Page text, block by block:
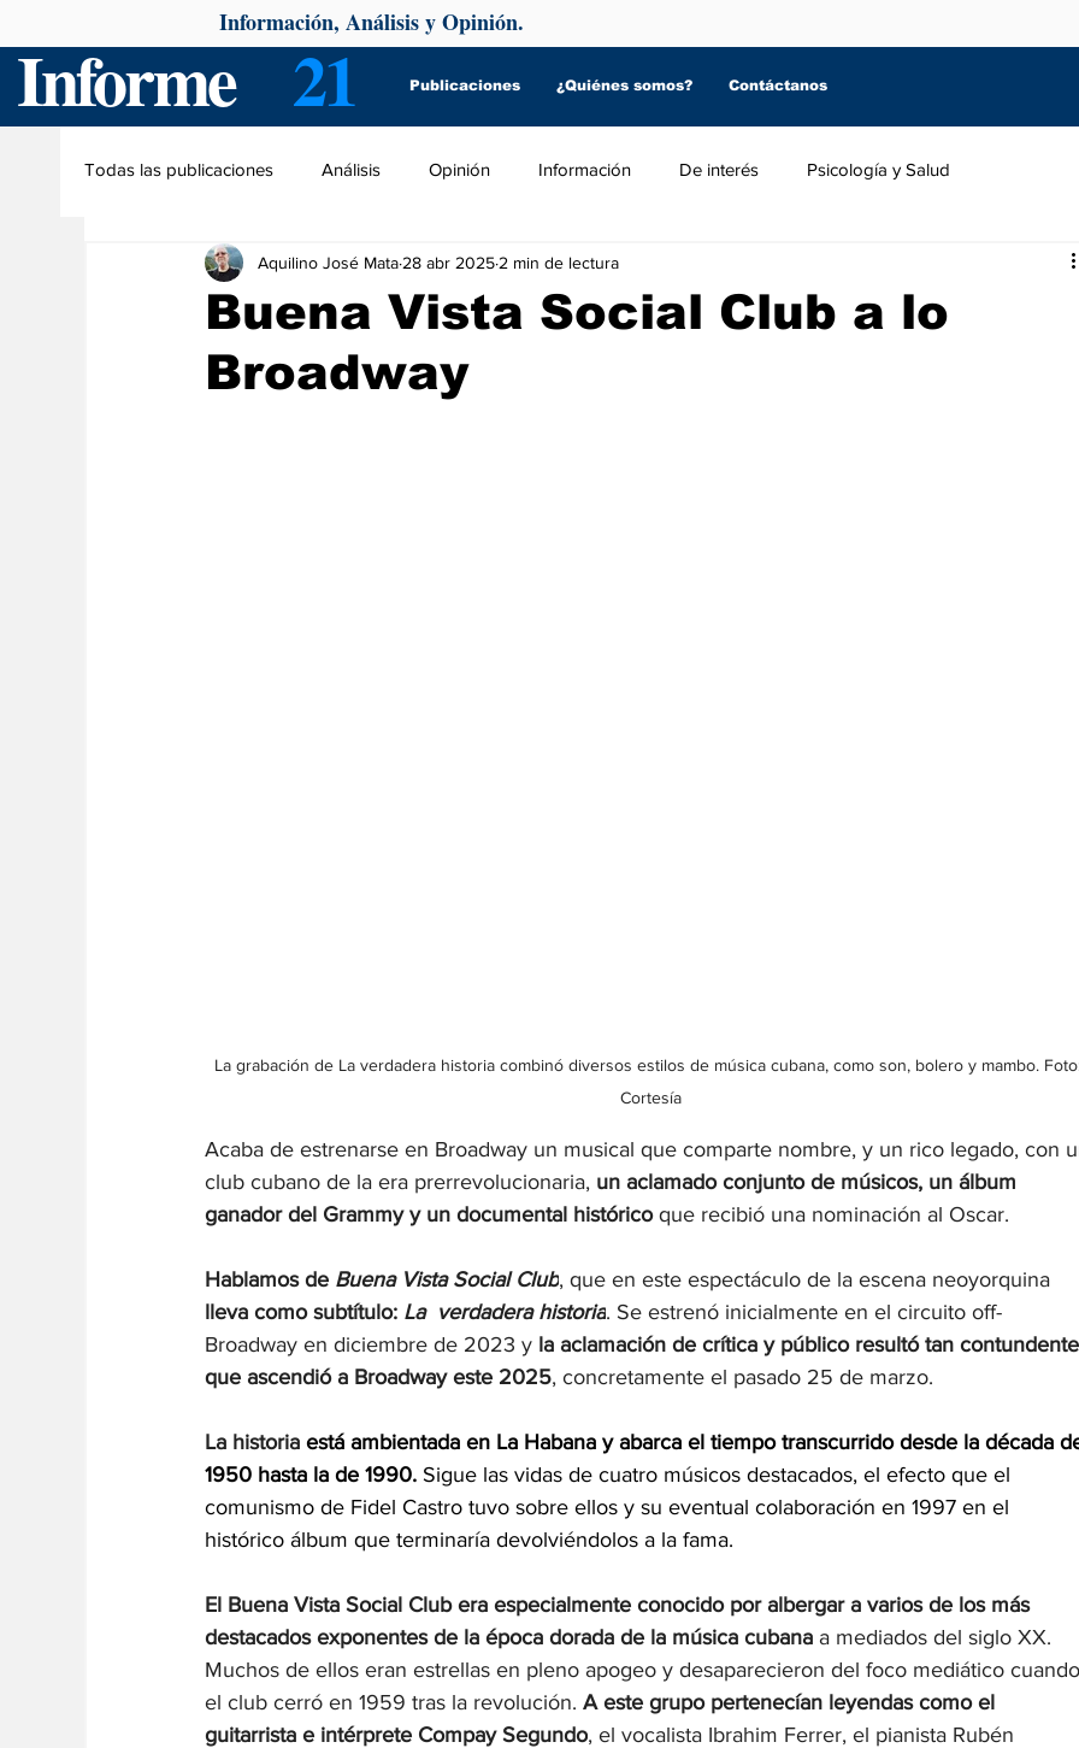
Informe 21 Publicaciones ¿Quiénes somos? Contáctanos
Información, Análisis y Opinión.
Todas las publicaciones Análisis Opinión Información De interés Psicología y Salud
Buena Vista Social Club a lo
Broadway
Aquilino José Mata 28 abr 2025 2 min de lectura
La grabación de La verdadera historia combinó diversos estilos de música cubana, como son, bolero y mambo.
Cortesía
Acaba de estrenarse en Broadway un musical que comparte nombre, y un rico legado, con
club cubano de la era prerrevolucionaria, un aclamado conjunto de músicos, un álbum
ganador del Grammy y un documental histórico que recibió una nominación al Oscar.
Hablamos de Buena Vista Social Club, que en este espectáculo de la escena neoyorquina
lleva como subtítulo: La  verdadera historia. Se estrenó inicialmente en el circuito off-
Broadway en diciembre de 2023 y la aclamación de crítica y público resultó tan
que ascendió a Broadway este 2025, concretamente el pasado 25 de marzo.
La historia está ambientada en La Habana y abarca el tiempo transcurrido desde la década
1950 hasta la de 1990. Sigue las vidas de cuatro músicos destacados, el efecto que el
comunismo de Fidel Castro tuvo sobre ellos y su eventual colaboración en 1997 en el
histórico álbum que terminaría devolviéndolos a la fama.
El Buena Vista Social Club era especialmente conocido por albergar a varios de los más
destacados exponentes de la época dorada de la música cubana a mediados del siglo XX.
Muchos de ellos eran estrellas en pleno apogeo y desaparecieron del foco mediático cuando
el club cerró en 1959 tras la revolución. A este grupo pertenecían leyendas como el
guitarrista e intérprete Compay Segundo, el vocalista Ibrahim Ferrer, el pianista Rubén